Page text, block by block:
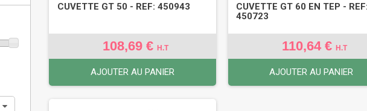
CUVETTE GT 50 - REF: 450943
108,69 € H.T
AJOUTER AU PANIER
CUVETTE GT 60 EN TEP - REF:
450723
110,64 € H.T
AJOUTER AU PANIER